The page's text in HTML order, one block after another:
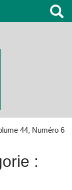
44, Numéro 6
: